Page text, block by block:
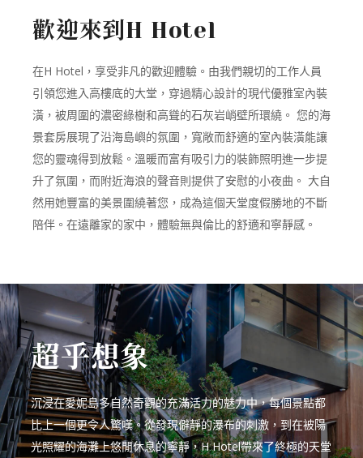
歡迎來到 H Hotel
在H Hotel，享受非凡的歡迎體驗。由我們親切的工作人員
引領您進入高樓底的大堂，穿過精心設計的現代優雅室內裝
潢，被周圍的濃密綠樹和高聳的石灰岩峭壁所環繞。 您的海
景套房展現了沿海島嶼的氛圍，寬敞而舒適的室內裝潢能讓
您的靈魂得到放鬆。溫暖而富有吸引力的裝飾照明進一步提
升了氛圍，而附近海浪的聲音則提供了安慰的小夜曲。 大自
然用她豐富的美景圍繞著您，成為這個天堂度假勝地的不斷
陪伴。在遠離家的家中，體驗無與倫比的舒適和寧靜感。
超乎想象
沉浸在愛妮島多自然奇觀的充滿活力的魅力中，每個景點都
比上一個更令人驚嘆。從發現僻靜的瀑布的刺激，到在被陽
光照耀的海灘上悠閒休息的寧靜，H Hotel帶來了終極的天堂